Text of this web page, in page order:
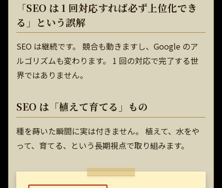
「SEO は 1 回対応すれば必ず上位化でき
る」という誤解
SEO は継続です。 競合も動きますし、Google のア
ルゴリズムも変わります。 1 回の対応で完了する世
界ではありません。
SEO は「植えて育てる」もの
種を蒔いた瞬間に実は付きません。 植えて、水をや
って、育てる、という長期視点で取り組みます。